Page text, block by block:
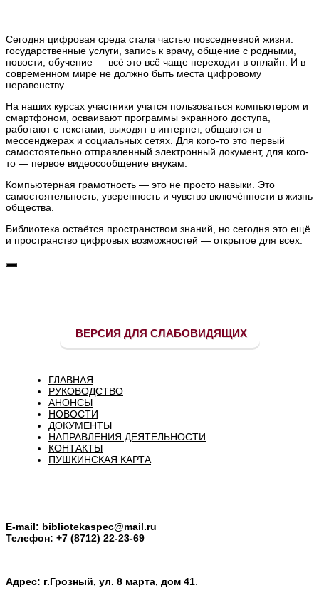
Сегодня цифровая среда стала частью повседневной жизни:
государственные услуги, запись к врачу, общение с родными,
новости, обучение — всё это всё чаще переходит в онлайн. И в
современном мире не должно быть места цифровому
неравенству.
На наших курсах участники учатся пользоваться компьютером и
смартфоном, осваивают программы экранного доступа,
работают с текстами, выходят в интернет, общаются в
мессенджерах и социальных сетях. Для кого-то это первый
самостоятельно отправленный электронный документ, для кого-
то — первое видеосообщение внукам.
Компьютерная грамотность — это не просто навыки. Это
самостоятельность, уверенность и чувство включённости в жизнь
общества.
Библиотека остаётся пространством знаний, но сегодня это ещё
и пространство цифровых возможностей — открытое для всех.
ВЕРСИЯ ДЛЯ СЛАБОВИДЯЩИХ
ГЛАВНАЯ
РУКОВОДСТВО
АНОНСЫ
НОВОСТИ
ДОКУМЕНТЫ
НАПРАВЛЕНИЯ ДЕЯТЕЛЬНОСТИ
КОНТАКТЫ
ПУШКИНСКАЯ КАРТА
E-mail: bibliotekaspec@mail.ru
Телефон: +7 (8712) 22-23-69
Адрес: г.Грозный, ул. 8 марта, дом 41